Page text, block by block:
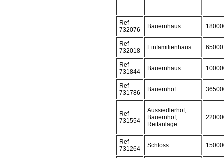
Ref-
732076
Bauernhaus
Ref-
732018
Einfamilienhaus 65000
Ref-
731844
Bauernhaus
Ref-
731786
Bauernhof
Ref-
731554
Aussiedlerhof,
Bauernhof,
Reitanlage
Ref-
731264
Schloss